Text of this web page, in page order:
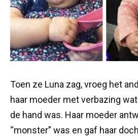
Toen ze Luna zag, vroeg het
haar moeder met verbazing
de hand was. Haar moeder
“monster” was en gaf haar